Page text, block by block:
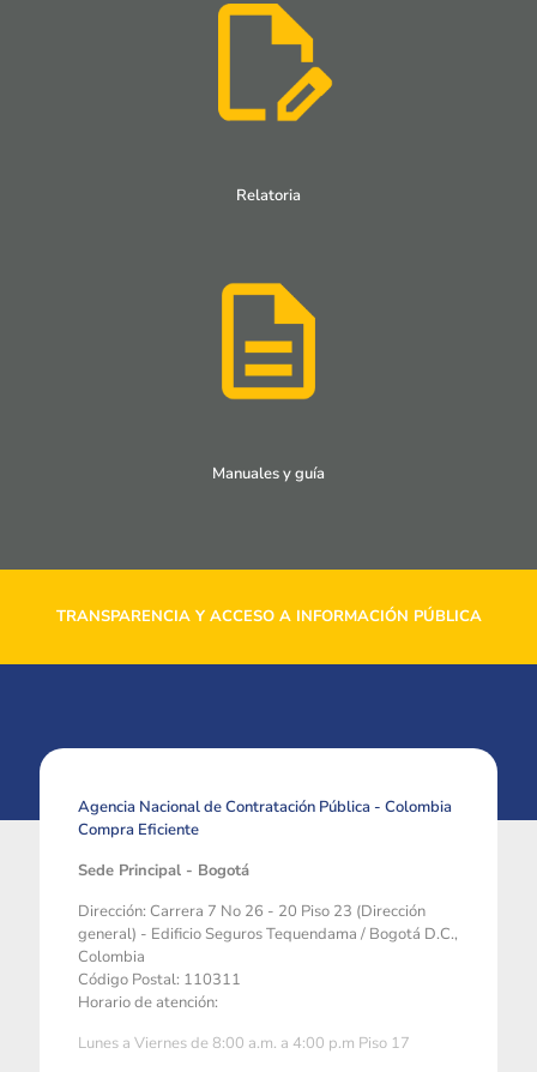
Relatoria
Manuales y guía
TRANSPARENCIA Y ACCESO A INFORMACIÓN PÚBLICA
Agencia Nacional de Contratación Pública - Colombia
Compra Eficiente
Sede Principal - Bogotá
Dirección: Carrera 7 No 26 - 20 Piso 23 (Dirección
general) - Edificio Seguros Tequendama / Bogotá D.C.,
Colombia
Código Postal: 110311
Horario de atención:
Lunes a Viernes de 8:00 a.m. a 4:00 p.m Piso 17